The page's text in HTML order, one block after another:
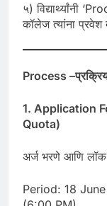
५) विद्यार्थ्यांनी
कॉलेज त्यांना प्रवेश
Process –
1. Application
Quota)
अर्ज भरणे आणि
​Period: 18